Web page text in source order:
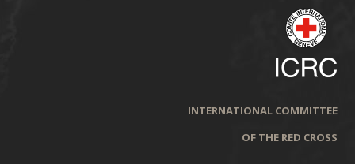
INTERNATIONAL COMMITTEE
OF THE RED CROSS